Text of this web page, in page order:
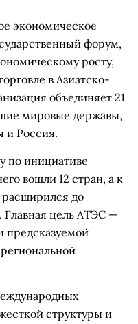
экономическое
форум,
росту,
в Азиатско-
объединяет 21
мировые державы,
и Россия.
по инициативе
вошли 12 стран, а к
расширился до
Главная цель АТЭС —
предсказуемой
структуры и